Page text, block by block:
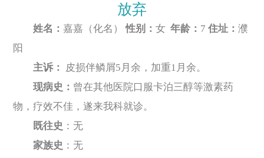
放弃
姓名： 嘉嘉（化名） 性别： 女 年龄： 7 住址： 濮
阳
主诉：
皮损伴鳞屑5月余，加重1月余。
现病史： 曾在其他医院口服卡泊三醇等激素药
物，疗效不佳，遂来我科就诊。
既往史 ：无
家族史 ：无